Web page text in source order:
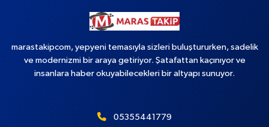
marastakipcom, yepyeni temasıyla sizleri buluştururken, sadelik
ve modernizmi bir araya getiriyor. Şatafattan kaçınıyor ve
insanlara haber okuyabilecekleri bir altyapı sunuyor.
05355441779